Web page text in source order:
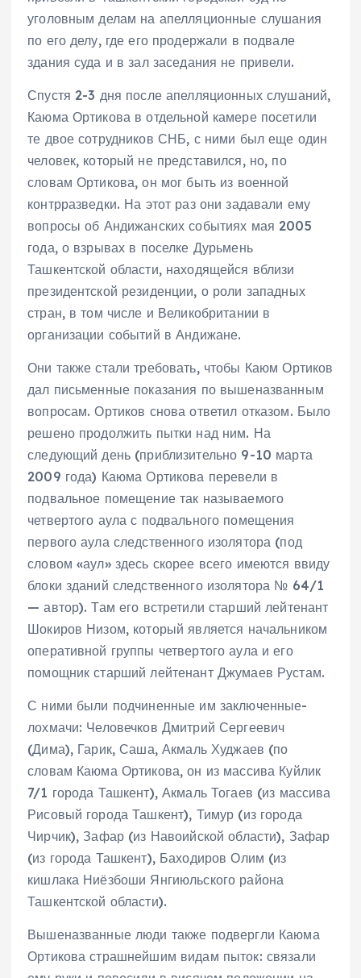
уголовным делам на апелляционные слушания
по его делу, где его продержали в подвале
здания суда и в зал заседания не привели.
Спустя 2-3 дня после апелляционных слушаний,
Каюма Ортикова в отдельной камере посетили
те двое сотрудников СНБ, с ними был еще один
человек, который не представился, но, по
словам Ортикова, он мог быть из военной
контрразведки. На этот раз они задавали ему
вопросы об Андижанских событиях мая 2005
года, о взрывах в поселке Дурьмень
Ташкентской области, находящейся вблизи
президентской резиденции, о роли западных
стран, в том числе и Великобритании в
организации событий в Андижане.
Они также стали требовать, чтобы Каюм Ортиков
дал письменные показания по вышеназванным
вопросам. Ортиков снова ответил отказом. Было
решено продолжить пытки над ним. На
следующий день (приблизительно 9-10 марта
2009 года) Каюма Ортикова перевели в
подвальное помещение так называемого
четвертого аула с подвального помещения
первого аула следственного изолятора (под
словом «аул» здесь скорее всего имеются ввиду
блоки зданий следственного изолятора № 64/1
— автор). Там его встретили старший лейтенант
Шокиров Низом, который является начальником
оперативной группы четвертого аула и его
помощник старший лейтенант Джумаев Рустам.
С ними были подчиненные им заключенные-
лохмачи: Человечков Дмитрий Сергеевич
(Дима), Гарик, Саша, Акмаль Худжаев (по
словам Каюма Ортикова, он из массива Куйлик
7/1 города Ташкент), Акмаль Тогаев (из массива
Рисовый города Ташкент), Тимур (из города
Чирчик), Зафар (из Навоийской области), Зафар
(из города Ташкент), Баходиров Олим (из
кишлака Ниёзбоши Янгиюльского района
Ташкентской области).
Вышеназванные люди также подвергли Каюма
Ортикова страшнейшим видам пыток: связали